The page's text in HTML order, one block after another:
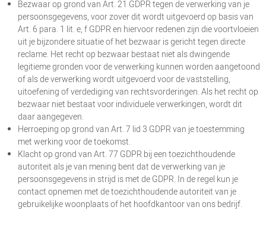
Bezwaar op grond van Art. 21 GDPR tegen de verwerking van je
persoonsgegevens, voor zover dit wordt uitgevoerd op basis van
Art. 6 para. 1 lit. e, f GDPR en hiervoor redenen zijn die voortvloeien
uit je bijzondere situatie of het bezwaar is gericht tegen directe
reclame. Het recht op bezwaar bestaat niet als dwingende
legitieme gronden voor de verwerking kunnen worden aangetoond
of als de verwerking wordt uitgevoerd voor de vaststelling,
uitoefening of verdediging van rechtsvorderingen. Als het recht op
bezwaar niet bestaat voor individuele verwerkingen, wordt dit
daar aangegeven.
Herroeping op grond van Art. 7 lid 3 GDPR van je toestemming
met werking voor de toekomst.
Klacht op grond van Art. 77 GDPR bij een toezichthoudende
autoriteit als je van mening bent dat de verwerking van je
persoonsgegevens in strijd is met de GDPR. In de regel kun je
contact opnemen met de toezichthoudende autoriteit van je
gebruikelijke woonplaats of het hoofdkantoor van ons bedrijf.